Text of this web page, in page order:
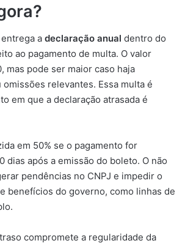
a declaração anual dentro do
ao pagamento de multa. O valor
mas pode ser maior caso haja
relevantes. Essa multa é
em que a declaração atrasada é
em 50% se o pagamento for
dias após a emissão do boleto. O não
pendências no CNPJ e impedir o
benefícios do governo, como linhas de
compromete a regularidade da